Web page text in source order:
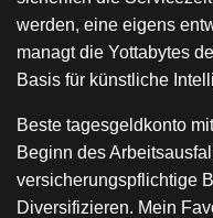
werden, eine eigens
managt die Yottabytes
Basis für künstliche
Beste tagesgeldkonto
Beginn des
versicherungspflichtige
Diversifizieren. Mein